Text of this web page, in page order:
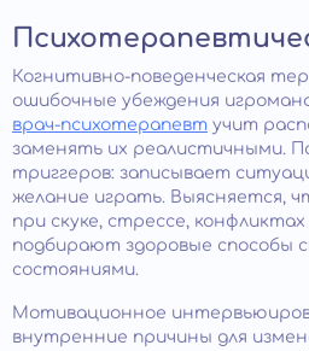
Когнитивно-поведенческая
ошибочные убеждения
врач-психотерапевт учит
заменять их реалистичными.
триггеров: записывает
желание играть. Выясняется,
при скуке, стрессе,
подбирают здоровые способы
состояниями.
Мотивационное
внутренние причины для